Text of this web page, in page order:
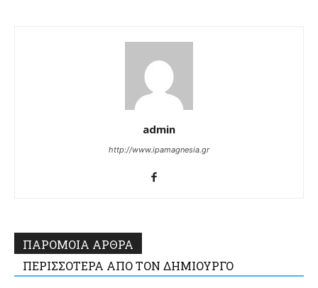
admin
http://www.ipamagnesia.gr
ΠΑΡΟΜΟΙΑ ΑΡΘΡΑ
ΠΕΡΙΣΣΟΤΕΡΑ ΑΠΟ ΤΟΝ ΔΗΜΙΟΥΡΓΟ